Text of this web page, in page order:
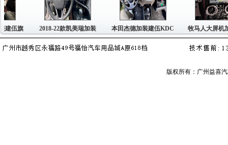
2018-22款凯美瑞加装 本田杰德加装建伍KDC 牧马人大屏机加装建
版权所有：广州益喜